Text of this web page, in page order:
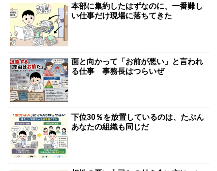
本部に集約したはずなのに、一番難し
い仕事だけ現場に落ちてきた
面と向かって「お前が悪い」と言われ
る仕事 事務長はつらいぜ
下位30％を放置しているのは、たぶん
あなたの組織も同じだ